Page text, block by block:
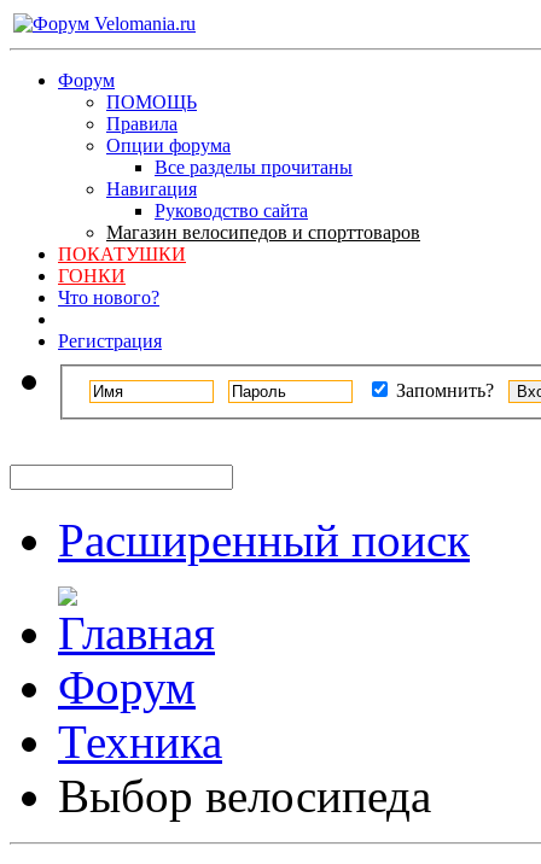
Форум
ПОМОЩЬ
Правила
Опции форума
Все разделы прочитаны
Навигация
Руководство сайта
Магазин велосипедов и спорттоваров
ПОКАТУШКИ
ГОНКИ
Что нового?
Регистрация
Запомнить?
Расширенный поиск
Форум
Техника
Выбор велосипеда